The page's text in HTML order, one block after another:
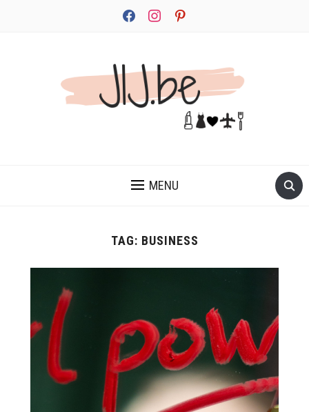
facebookinstagrampinterest
MENU
TAG: BUSINESS